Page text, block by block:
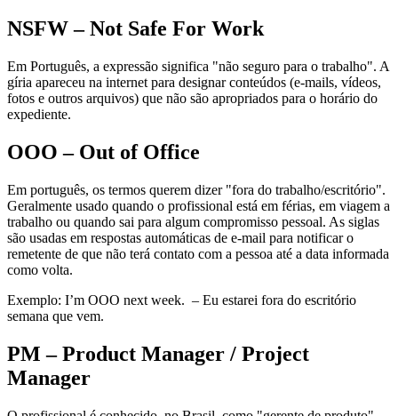
NSFW – Not Safe For Work
Em Português, a expressão significa "não seguro para o trabalho". A
gíria apareceu na internet para designar conteúdos (e-mails, vídeos,
fotos e outros arquivos) que não são apropriados para o horário do
expediente.
OOO – Out of Office
Em português, os termos querem dizer "fora do trabalho/escritório".
Geralmente usado quando o profissional está em férias, em viagem a
trabalho ou quando sai para algum compromisso pessoal. As siglas
são usadas em respostas automáticas de e-mail para notificar o
remetente de que não terá contato com a pessoa até a data informada
como volta.
Exemplo: I’m OOO next week. – Eu estarei fora do escritório
semana que vem.
PM – Product Manager / Project
Manager